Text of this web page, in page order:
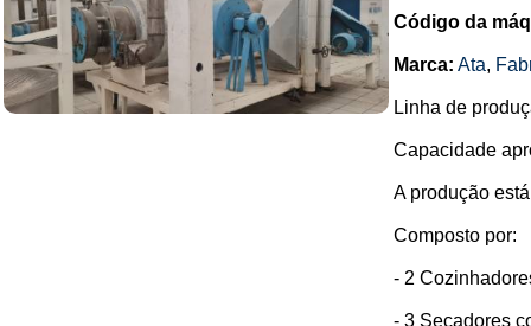
Código da
Marca: Ata,
Linha de
Capacidade
A produção
Composto por:
- 2
- 3 Secadores